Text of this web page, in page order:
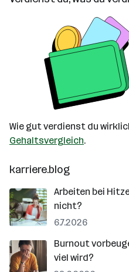
Wie gut verdienst du
Gehaltsvergleich.
karriere.blog
Arbeiten bei
nicht?
6.7.2026
Burnout
viel wird?